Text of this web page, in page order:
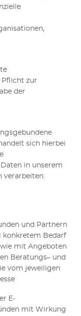
Pflicht zur
der
sich hierbei
in unserem
verarbeiten.
und Partnern
konkretem Bedarf
mit Angeboten
Beratungs– und
ievom jeweiligen
E-
mit Wirkung